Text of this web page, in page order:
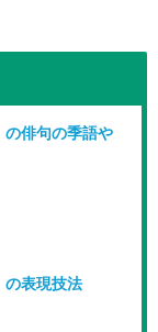
の俳句の季語や
の表現技法